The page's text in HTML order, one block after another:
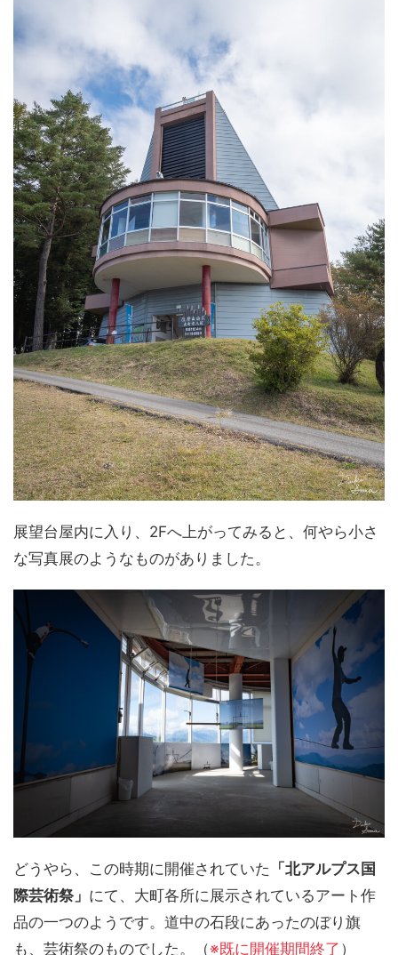
展望台屋内に入り、2Fへ上がってみると、何やら小さ
な写真展のようなものがありました。
どうやら、この時期に開催されていた 「北アルプス国
際芸術祭」 にて、大町各所に展示されているアート作
品の一つのようです。道中の石段にあったのぼり旗
も、芸術祭のものでした。（※既に開催期間終了 ）